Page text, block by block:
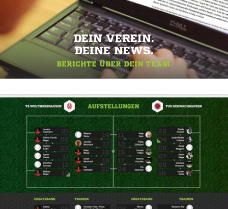
DEIN VEREIN.
DEINE NEWS.
BERICHTE ÜBER DEIN TEAM.